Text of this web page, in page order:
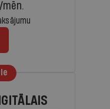
mēn.